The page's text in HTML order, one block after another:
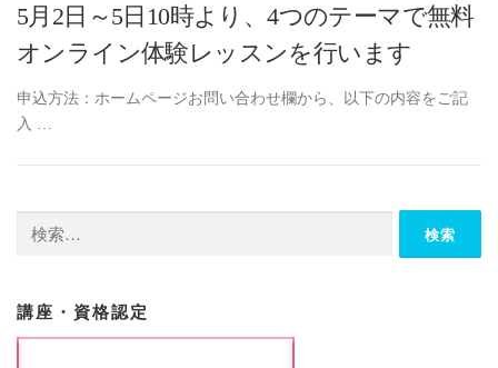
5月2日～5日10時より、4つのテーマで無料
オンライン体験レッスンを行います
申込方法：ホームページお問い合わせ欄から、以下の内容をご記
入 …
索:
講座・資格認定